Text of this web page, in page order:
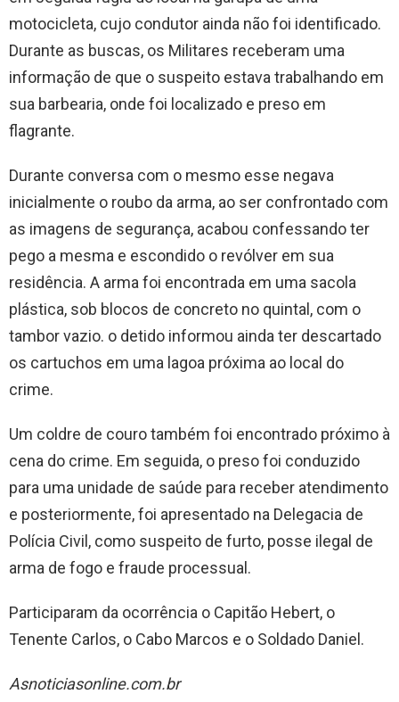
motocicleta, cujo condutor ainda não foi identificado.
Durante as buscas, os Militares receberam uma
informação de que o suspeito estava trabalhando em
sua barbearia, onde foi localizado e preso em
flagrante.
Durante conversa com o mesmo esse negava
inicialmente o roubo da arma, ao ser confrontado com
as imagens de segurança, acabou confessando ter
pego a mesma e escondido o revólver em sua
residência. A arma foi encontrada em uma sacola
plástica, sob blocos de concreto no quintal, com o
tambor vazio. o detido informou ainda ter descartado
os cartuchos em uma lagoa próxima ao local do
crime.
Um coldre de couro também foi encontrado próximo à
cena do crime. Em seguida, o preso foi conduzido
para uma unidade de saúde para receber atendimento
e posteriormente, foi apresentado na Delegacia de
Polícia Civil, como suspeito de furto, posse ilegal de
arma de fogo e fraude processual.
Participaram da ocorrência o Capitão Hebert, o
Tenente Carlos, o Cabo Marcos e o Soldado Daniel.
Asnoticiasonline.com.br